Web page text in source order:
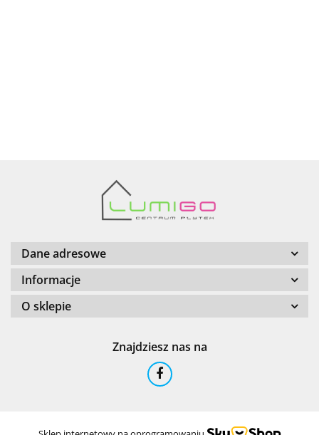
Barwolf
Dane adresowe
Informacje
O sklepie
Znajdziesz nas na